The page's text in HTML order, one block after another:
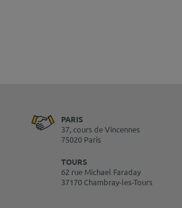
PARIS
37, cours de Vincennes
75020 Paris
TOURS
62 rue Michael Faraday
37170 Chambray-les-Tours